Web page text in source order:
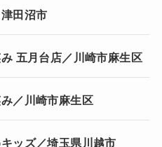
田沼市
五月台店／川崎市麻生区
／川崎市麻生区
ッズ／埼玉県川越市